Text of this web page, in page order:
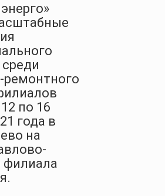
ремонтного
по 16
года в
на
филиала